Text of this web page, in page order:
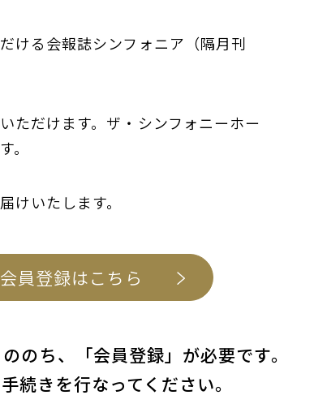
ける会報誌シンフォニア（隔月刊
ただけます。ザ・シンフォニーホー
けいたします。
会員登録はこちら
のち、「会員登録」が必要です。
続きを行なってください。